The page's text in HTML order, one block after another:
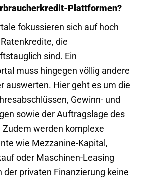
Plattformen?
fokussieren sich auf hoch
die
sind. Ein
muss hingegen völlig andere
auswerten. Hier geht es um die
Gewinn- und
sowie der Auftragslage des
Zudem werden komplexe
wie Mezzanine-Kapital,
oder Maschinen-Leasing
der privaten Finanzierung keine